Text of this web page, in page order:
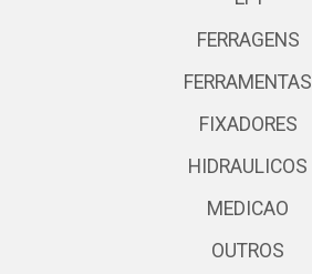
FERRAGENS
FERRAMENTAS
FIXADORES
HIDRAULICOS
MEDICAO
OUTROS